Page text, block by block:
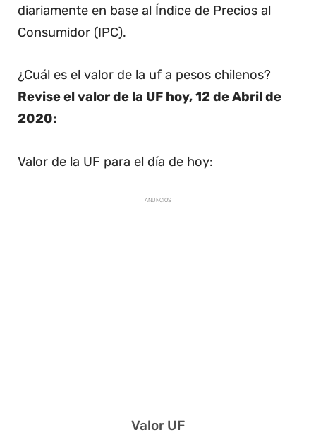
diariamente en base al Índice de Precios al
Consumidor (IPC).
¿Cuál es el valor de la uf a pesos chilenos?
Revise el valor de la UF hoy, 12 de Abril de
2020:
Valor de la UF para el día de hoy:
ANUNCIOS
Valor UF